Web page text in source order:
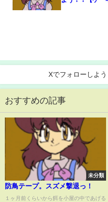
Xでフォローしよう
おすすめの記事
未分類
防鳥テープ。スズメ撃退っ！
１ヶ月前くらいから餌を小屋の中であげる